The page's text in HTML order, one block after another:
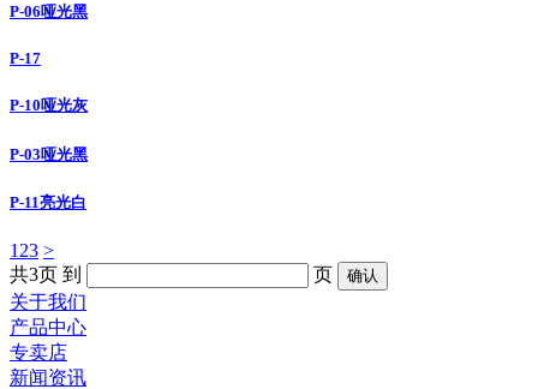
P-06哑光黑
P-17
P-10哑光灰
P-03哑光黑
P-11亮光白
1 23 >
共3页 到
页
关于我们
产品中心
专卖店
新闻资讯